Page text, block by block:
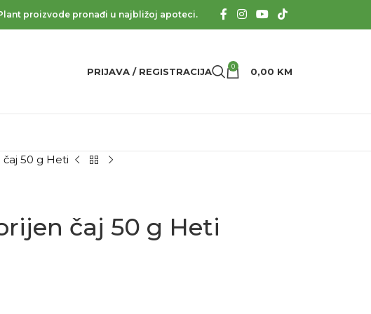
proizvode pronađi u najbližoj apoteci.
PRIJAVA / REGISTRACIJA 0 0,00 KM
50 g Heti
čaj 50 g Heti